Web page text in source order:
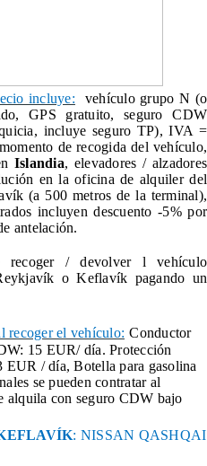
incluye:
vehículo grupo N (o
GPS gratuito, seguro CDW
incluye seguro TP), IVA =
de recogida del vehículo,
Islandia, elevadores / alzadores
en la oficina de alquiler del
(a 500 metros de la terminal),
incluyen descuento -5% por
antelación.
recoger / devolver l vehículo
o Keflavík pagando un
recoger el vehículo: Conductor
15 EUR/ día. Protección
/ día, Botella para gasolina
se pueden contratar al
alquila con seguro CDW bajo
: NISSAN QASHQAI